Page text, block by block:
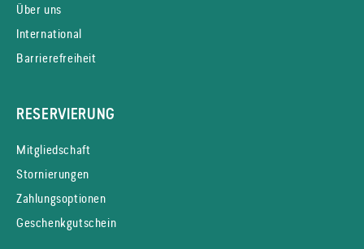
Über uns
International
Barrierefreiheit
RESERVIERUNG
Mitgliedschaft
Stornierungen
Zahlungsoptionen
Geschenkgutschein